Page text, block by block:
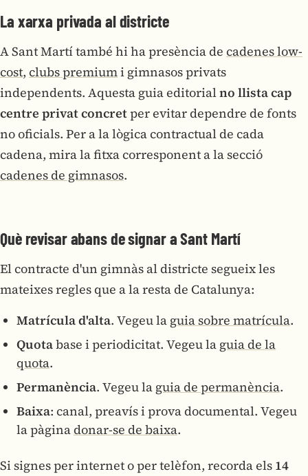
La xarxa privada al districte
A Sant Martí també hi ha presència de cadenes low-
cost, clubs premiumi gimnasos privats
independents. Aquesta guia editorialno llista cap
centre privat concretper evitar dependre de fonts
no oficials. Per a la lògica contractual de cada
cadena, mira la fitxa corresponent a la secció
cadenes de gimnasos.
Què revisar abans de signar a Sant Martí
El contracte d'un gimnàs al districte segueix les
mateixes regles que a la resta de Catalunya:
Matrícula d'alta. Vegeu la guia sobre matrícula.
Quotabase i periodicitat. Vegeu la guia de la
quota.
Permanència. Vegeu la guia de permanència.
Baixa: canal, preavís i prova documental. Vegeu
la pàginadonar-se de baixa.
Si signes per internet o per telèfon, recorda els 14